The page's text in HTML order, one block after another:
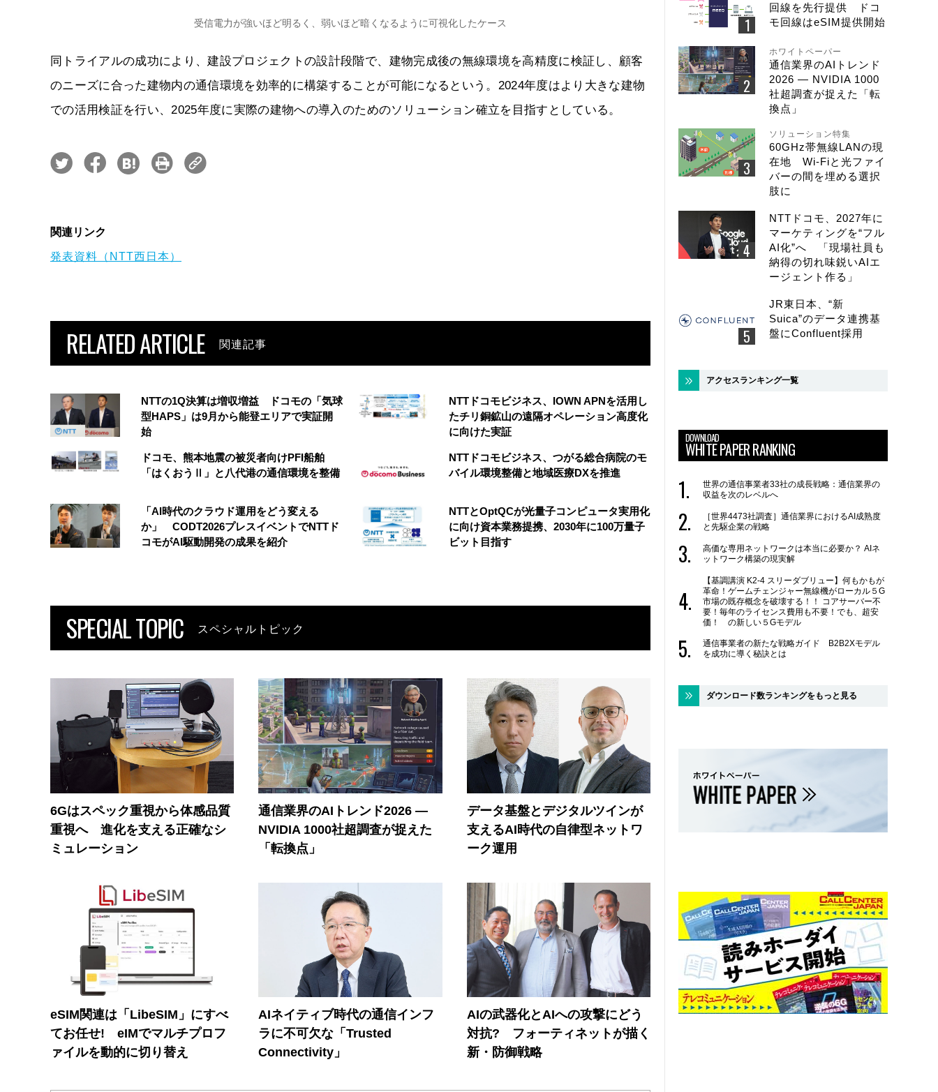
受信電力が強いほど明るく、弱いほど暗くなるように可視化したケース
同トライアルの成功により、建設プロジェクトの設計段階で、建物完成後の無線環境を高精度に検証し、顧客
のニーズに合った建物内の通信環境を効率的に構築することが可能になるという。2024年度はより大きな建物
での活用検証を行い、2025年度に実際の建物への導入のためのソリューション確立を目指すとしている。
関連リンク
発表資料（NTT西日本）
RELATED ARTICLE 関連記事
NTTの1Q決算は増収増益 ドコモの「気球
型HAPS」は9月から能登エリアで実証開
始
NTTドコモビジネス、IOWN APNを活用し
たチリ銅鉱山の遠隔オペレーション高度化
に向けた実証
ドコモ、熊本地震の被災者向けPFI船舶
「はくおうⅡ」と八代港の通信環境を整備
NTTドコモビジネス、つがる総合病院のモ
バイル環境整備と地域医療DXを推進
「AI時代のクラウド運用をどう変える
か」 CODT2026プレスイベントでNTTド
コモがAI駆動開発の成果を紹介
NTTとOptQCが光量子コンピュータ実用化
に向け資本業務提携、2030年に100万量子
ビット目指す
SPECIAL TOPIC スペシャルトピック
6Gはスペック重視から体感品質
重視へ 進化を支える正確なシ
ミュレーション
通信業界のAIトレンド2026 ―
NVIDIA 1000社超調査が捉えた
「転換点」
データ基盤とデジタルツインが
支えるAI時代の自律型ネットワ
ーク運用
eSIM関連は「LibeSIM」にすべ
てお任せ! eIMでマルチプロフ
ァイルを動的に切り替え
AIネイティブ時代の通信インフ
ラに不可欠な「Trusted
Connectivity」
AIの武器化とAIへの攻撃にどう
対抗? フォーティネットが描く
新・防御戦略
回線を先行提供 ドコ
モ回線はeSIM提供開始
ホワイトペーパー
通信業界のAIトレンド
2026 ― NVIDIA 1000
社超調査が捉えた「転
換点」
ソリューション特集
60GHz帯無線LANの現
在地 Wi-Fiと光ファイ
バーの間を埋める選択
肢に
NTTドコモ、2027年に
マーケティングを“フル
AI化”へ 「現場社員も
納得の切れ味鋭いAIエ
ージェント作る」
JR東日本、“新
Suica”のデータ連携基
盤にConfluent採用
アクセスランキング一覧
DOWNLOAD
WHITE PAPER RANKING
世界の通信事業者33社の成長戦略：通信業界の
収益を次のレベルへ
［世界4473社調査］通信業界におけるAI成熟度
と先駆企業の戦略
高価な専用ネットワークは本当に必要か？ AIネ
ットワーク構築の現実解
【基調講演 K2-4 スリーダブリュー】何もかもが
革命！ゲームチェンジャー無線機がローカル５G
市場の既存概念を破壊する！！ コアサーバー不
要！毎年のライセンス費用も不要！でも、超安
価！ の新しい５Gモデル
通信事業者の新たな戦略ガイド B2B2Xモデル
を成功に導く秘訣とは
ダウンロード数ランキングをもっと見る